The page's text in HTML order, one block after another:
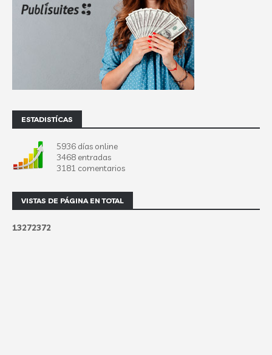
ESTADISTÍCAS
5936 días online
3468 entradas
3181 comentarios
VISTAS DE PÁGINA EN TOTAL
13272372